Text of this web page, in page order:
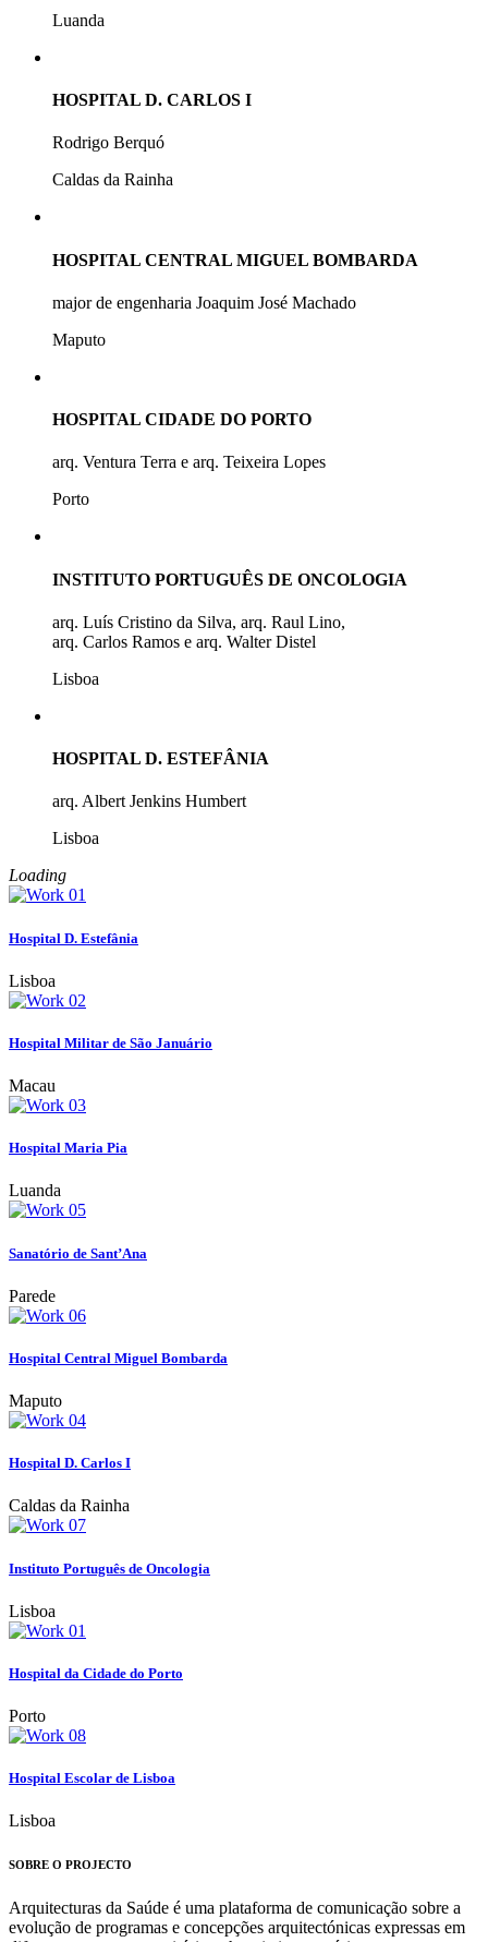
Luanda
HOSPITAL D. CARLOS I
Rodrigo Berquó
Caldas da Rainha
HOSPITAL CENTRAL MIGUEL BOMBARDA
major de engenharia Joaquim José Machado
Maputo
HOSPITAL CIDADE DO PORTO
arq. Ventura Terra e arq. Teixeira Lopes
Porto
INSTITUTO PORTUGUÊS DE ONCOLOGIA
arq. Luís Cristino da Silva, arq. Raul Lino,
arq. Carlos Ramos e arq. Walter Distel
Lisboa
HOSPITAL D. ESTEFÂNIA
arq. Albert Jenkins Humbert
Lisboa
Loading
Hospital D. Estefânia
Lisboa
Hospital Militar de São Januário
Macau
Hospital Maria Pia
Luanda
Sanatório de Sant’Ana
Parede
Hospital Central Miguel Bombarda
Maputo
Hospital D. Carlos I
Caldas da Rainha
Instituto Português de Oncologia
Lisboa
Hospital da Cidade do Porto
Porto
Hospital Escolar de Lisboa
Lisboa
SOBRE O PROJECTO
Arquitecturas da Saúde é uma plataforma de comunicação sobre a
evolução de programas e concepções arquitectónicas expressas em